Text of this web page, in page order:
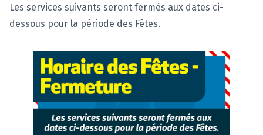
Les services suivants seront fermés aux dates ci-
dessous pour la période des Fêtes.